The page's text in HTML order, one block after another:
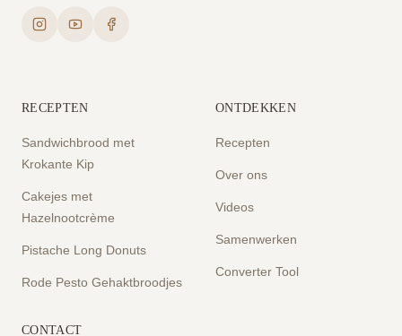
RECEPTEN
Sandwichbrood met
Krokante Kip
Cakejes met
Hazelnootcrème
Pistache Long Donuts
Rode Pesto Gehaktbroodjes
ONTDEKKEN
Recepten
Over ons
Videos
Samenwerken
Converter Tool
CONTACT